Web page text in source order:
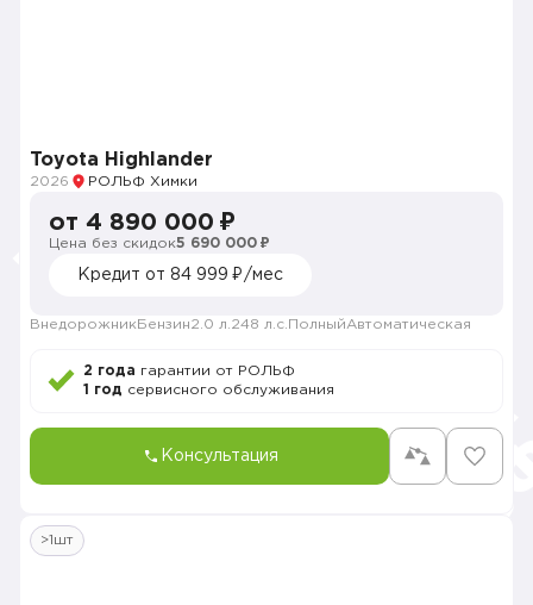
Toyota Highlander
2026 РОЛЬФ Химки
от 4 890 000 ₽
Цена без скидок5 690 000 ₽
Кредит от 84 999 ₽/мес
Внедорожник Бензин2.0 л. 248 л.с. ПолныйАвтоматическая
2 года гарантии от РОЛЬФ
1 год сервисного обслуживания
Консультация
>1шт